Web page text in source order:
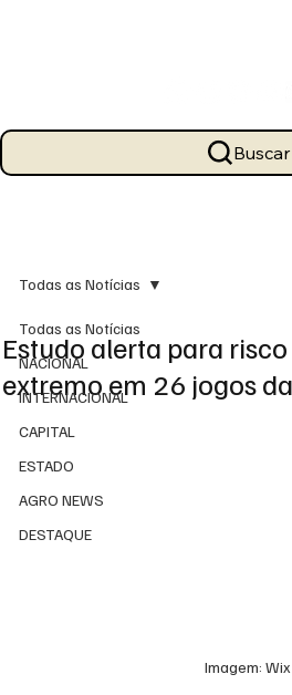
Buscar
Todas as Notícias
NACIONAL
INTERNACIONAL
CAPITAL
ESTADO
AGRO NEWS
DESTAQUE
Todas as Notícias
Estudo alerta para
extremo em 26 jogos
Imagem: Wix